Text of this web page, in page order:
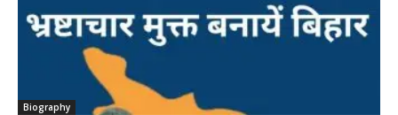
Biography